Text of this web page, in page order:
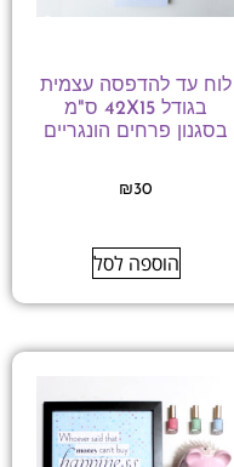
לוח עד להדפסה עצמית
בגודל 42X15 ס"מ
בסגנון פרחים הונגריים
₪30
הוספה לסל